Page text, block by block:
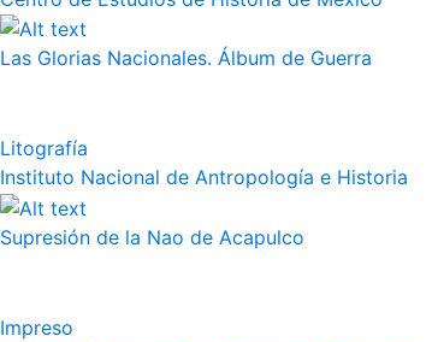
Las Glorias Nacionales. Álbum de Guerra
Litografía
Instituto Nacional de Antropología e Historia
Supresión de la Nao de Acapulco
Impreso